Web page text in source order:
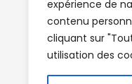
expérience de
contenu
cliquant sur
utilisation des